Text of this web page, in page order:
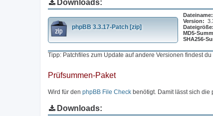
Downloads:
phpBB 3.3.17-Patch [zip]
Dateiname:
Version:
Dateigröße:
MD5-
SHA256-
Tipp: Patchfiles zum Update auf andere Versionen findest
Prüfsummen-Paket
Wird für den phpBB File Check benötigt. Damit lässt sich die
Downloads: